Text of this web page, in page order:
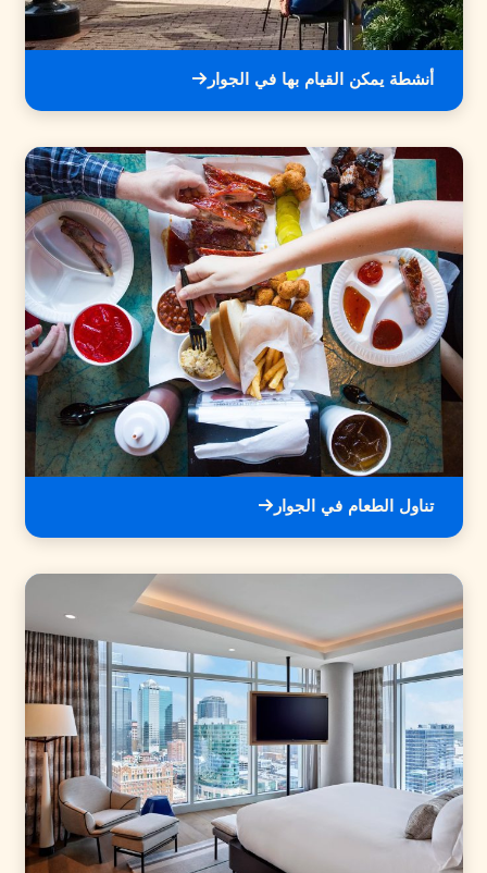
أنشطة يمكن القيام بها في الجوار
تناول الطعام في الجوار